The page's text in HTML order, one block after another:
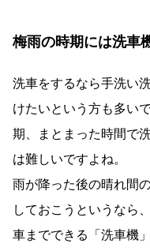
梅雨の時期には洗車
洗車をするなら手洗い
けたいという方も多い
期、まとまった時間で
は難しいですよね。
雨が降った後の晴れ間
しておこうというなら
車までできる「洗車機